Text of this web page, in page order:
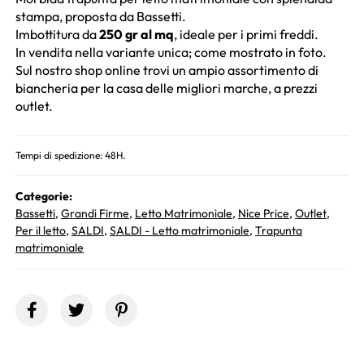
stampa, proposta da Bassetti.
Imbottitura da250 gr al mq, ideale per i primi freddi.
In vendita nella variante unica; come mostrato in foto.
Sul nostro shop online trovi un ampio assortimento di
biancheria per la casa delle migliori marche, a prezzi
outlet.
Tempi di spedizione: 48H.
Categorie:
Bassetti, Grandi Firme, Letto Matrimoniale, Nice Price, Outlet,
Per il letto, SALDI, SALDI - Letto matrimoniale, Trapunta
matrimoniale